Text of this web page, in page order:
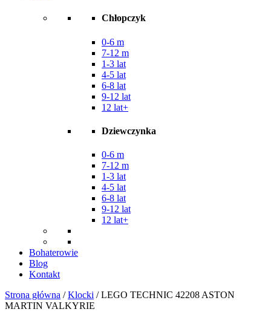
Chłopczyk
0-6 m
7-12 m
1-3 lat
4-5 lat
6-8 lat
9-12 lat
12 lat+
Dziewczynka
0-6 m
7-12 m
1-3 lat
4-5 lat
6-8 lat
9-12 lat
12 lat+
Bohaterowie
Blog
Kontakt
Strona główna /Klocki / LEGO TECHNIC 42208 ASTON
MARTIN VALKYRIE